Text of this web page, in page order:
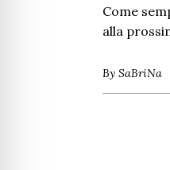
Come
alla
By SaBriNa